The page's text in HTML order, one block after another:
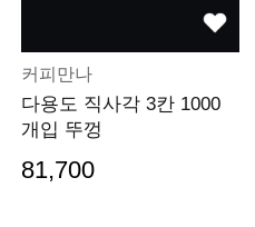
커피만나
다용도 직사각 3칸 1000
개입 뚜껑
81,700